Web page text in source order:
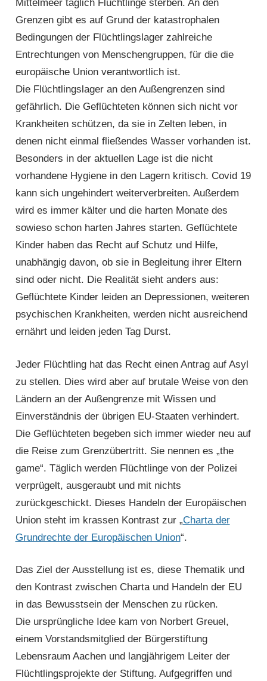
Mittelmeer täglich Flüchtlinge sterben. An den
Grenzen gibt es auf Grund der katastrophalen
Bedingungen der Flüchtlings­lager zahlreiche
Entrechtungen von Menschen­gruppen, für die die
europäische Union verantwortlich ist.
Die Flüchtlingslager an den Außengrenzen sind
gefährlich. Die Geflüchteten können sich nicht vor
Krankheiten schützen, da sie in Zelten leben, in
denen nicht einmal fließendes Wasser vorhanden ist.
Besonders in der aktuellen Lage ist die nicht
vorhandene Hygiene in den Lagern kritisch. Covid 19
kann sich ungehindert weiter­ver­breiten. Außerdem
wird es immer kälter und die harten Monate des
sowieso schon harten Jahres starten. Geflüchtete
Kinder haben das Recht auf Schutz und Hilfe,
unabhängig davon, ob sie in Begleitung ihrer Eltern
sind oder nicht. Die Realität sieht anders aus:
Geflüchtete Kinder leiden an Depressionen, weiteren
psychischen Krankheiten, werden nicht aus­reichend
ernährt und leiden jeden Tag Durst.
Jeder Flüchtling hat das Recht einen Antrag auf Asyl
zu stellen. Dies wird aber auf brutale Weise von den
Ländern an der Außengrenze mit Wissen und
Einverständnis der übrigen EU-Staaten verhindert.
Die Geflüchteten begeben sich immer wieder neu auf
die Reise zum Grenzübertritt. Sie nennen es „the
game“. Täglich werden Flüchtlinge von der Polizei
verprügelt, ausgeraubt und mit nichts
zurückgeschickt. Dieses Handeln der Europäischen
Union steht im krassen Kontrast zur „Charta der
Grundrechte der Europäischen Union“.
Das Ziel der Ausstellung ist es, diese Thematik und
den Kontrast zwischen Charta und Handeln der EU
in das Bewusst­sein der Menschen zu rücken.
Die ursprüngliche Idee kam von Norbert Greuel,
einem Vorstandsmitglied der Bürgerstiftung
Lebensraum Aachen und langjährigem Leiter der
Flüchtlings­projekte der Stiftung. Aufgegriffen und